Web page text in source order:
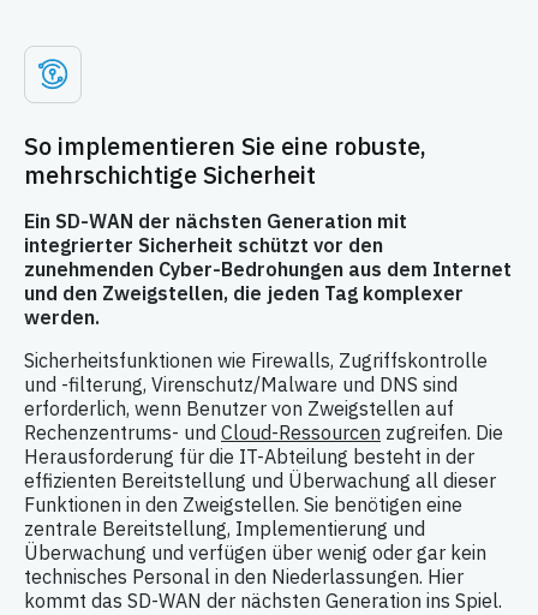
So implementieren Sie eine robuste,
mehrschichtige Sicherheit
Ein SD-WAN der nächsten Generation mit
integrierter Sicherheit schützt vor den
zunehmenden Cyber-Bedrohungen aus dem Internet
und den Zweigstellen, die jeden Tag komplexer
werden.
Sicherheitsfunktionen wie Firewalls, Zugriffskontrolle
und -filterung, Virenschutz/Malware und DNS sind
erforderlich, wenn Benutzer von Zweigstellen auf
Rechenzentrums- und Cloud-Ressourcen zugreifen. Die
Herausforderung für die IT-Abteilung besteht in der
effizienten Bereitstellung und Überwachung all dieser
Funktionen in den Zweigstellen. Sie benötigen eine
zentrale Bereitstellung, Implementierung und
Überwachung und verfügen über wenig oder gar kein
technisches Personal in den Niederlassungen. Hier
kommt das SD-WAN der nächsten Generation ins Spiel.